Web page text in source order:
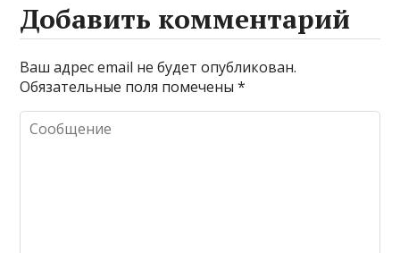
Добавить комментарий
Ваш адрес email не будет опубликован.
Обязательные поля помечены*